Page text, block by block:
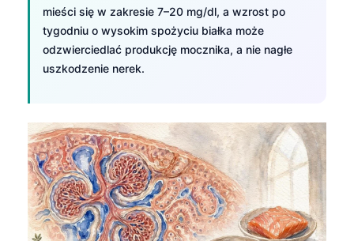
mieści się w zakresie 7–20 mg/dl, a wzrost po
tygodniu o wysokim spożyciu białka może
odzwierciedlać produkcję mocznika, a nie nagłe
uszkodzenie nerek.